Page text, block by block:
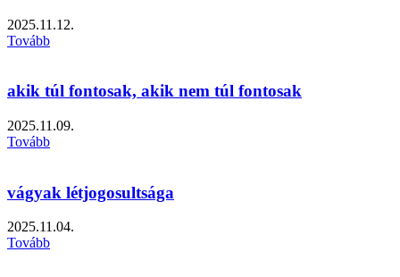
2025.11.12.
Tovább
akik túl fontosak, akik nem túl fontosak
2025.11.09.
Tovább
vágyak létjogosultsága
2025.11.04.
Tovább